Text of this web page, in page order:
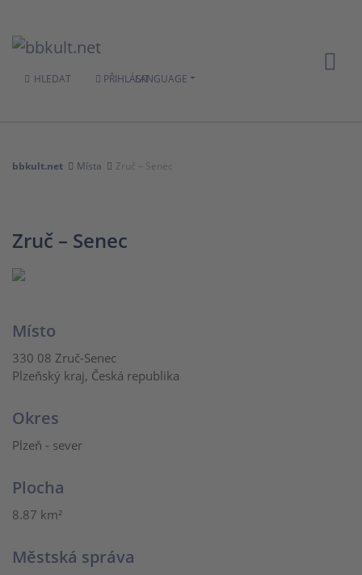
HLEDAT PŘIHLÁSITLANGUAGE
bbkult.net Místa Zruč – Senec
Zruč – Senec
Místo
330 08 Zruč-Senec
Plzeňský kraj, Česká republika
Okres
Plzeň - sever
Plocha
8.87 km²
Městská správa